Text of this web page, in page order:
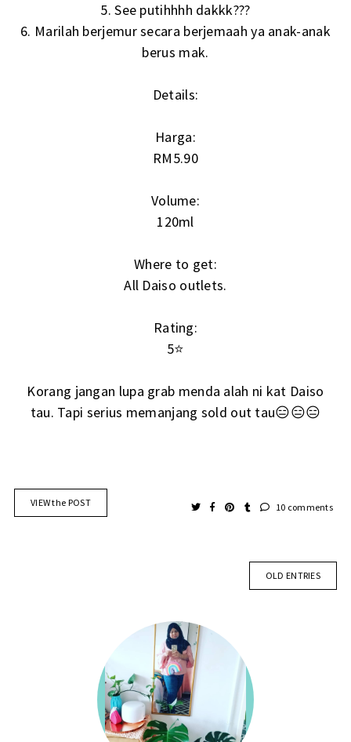
5. See putihhhh dakkk???
6. Marilah berjemur secara berjemaah ya anak-anak
berus mak.
Details:
Harga:
RM5.90
Volume:
120ml
Where to get:
All Daiso outlets.
Rating:
5⭐
Korang jangan lupa grab menda alah ni kat Daiso
tau. Tapi serius memanjang sold out tau😑😑😑
VIEW the POST 10 comments
OLD ENTRIES